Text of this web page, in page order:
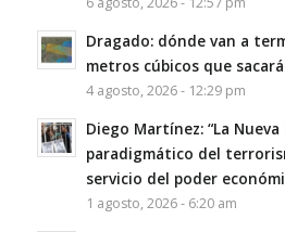
Dragado: dónde van a
metros cúbicos que
4 agosto, 2026 - 12:29 pm
Diego Martínez: “La
paradigmático del
servicio del poder
1 agosto, 2026 - 6:20 am